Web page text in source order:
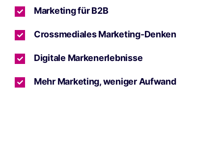
Marketing für B2B
Crossmediales Marketing-Denken
Digitale Markenerlebnisse
Mehr Marketing, weniger Aufwand